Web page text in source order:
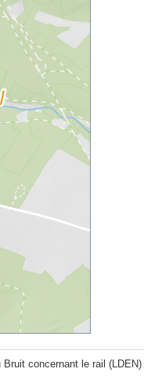
Bruit concernant le rail (LDEN)